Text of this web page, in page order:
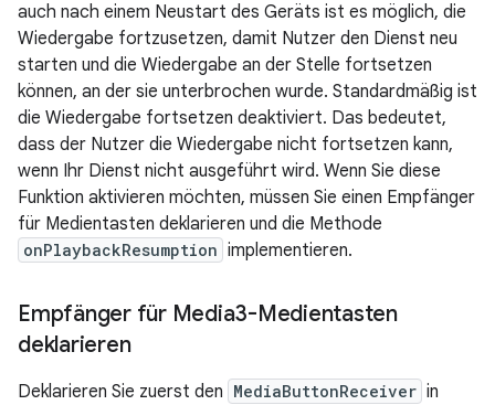
auch nach einem Neustart des Geräts ist es möglich, die
Wiedergabe fortzusetzen, damit Nutzer den Dienst neu
starten und die Wiedergabe an der Stelle fortsetzen
können, an der sie unterbrochen wurde. Standardmäßig ist
die Wiedergabe fortsetzen deaktiviert. Das bedeutet,
dass der Nutzer die Wiedergabe nicht fortsetzen kann,
wenn Ihr Dienst nicht ausgeführt wird. Wenn Sie diese
Funktion aktivieren möchten, müssen Sie einen Empfänger
für Medientasten deklarieren und die Methode
onPlaybackResumption implementieren.
Empfänger für Media3-Medientasten
deklarieren
Deklarieren Sie zuerst den MediaButtonReceiver in